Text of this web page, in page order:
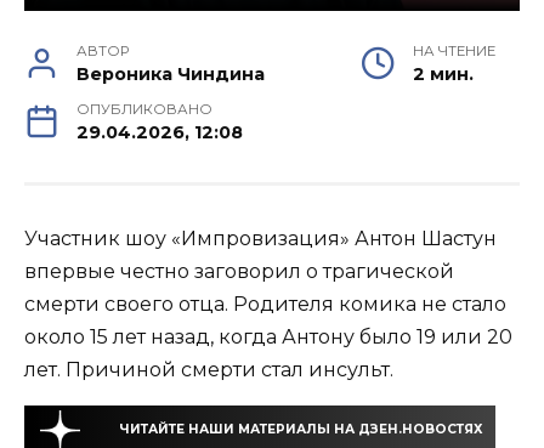
АВТОР
Вероника Чиндина
НА ЧТЕНИЕ
2 мин.
ОПУБЛИКОВАНО
29.04.2026, 12:08
Участник шоу «Импровизация» Антон Шастун
впервые честно заговорил о трагической
смерти своего отца. Родителя комика не стало
около 15 лет назад, когда Антону было 19 или 20
лет. Причиной смерти стал инсульт.
ЧИТАЙТЕ НАШИ МАТЕРИАЛЫ НА ДЗЕН.НОВОСТЯХ